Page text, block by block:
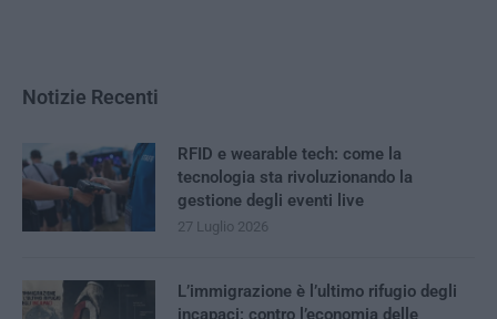
Notizie Recenti
RFID e wearable tech: come la
tecnologia sta rivoluzionando la
gestione degli eventi live
27 Luglio 2026
L’immigrazione è l’ultimo rifugio degli
incapaci: contro l’economia delle